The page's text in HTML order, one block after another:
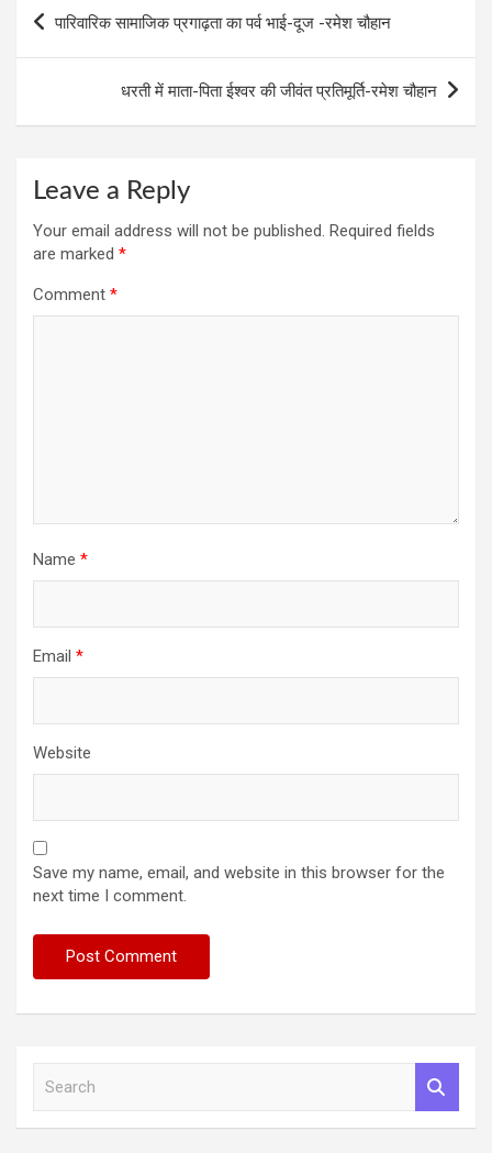
o
k
er p
p
पारिवारिक सामाजिक प्रगाढ़ता का पर्व भाई-दूज -रमेश चौहान
धरती में माता-पिता ईश्वर की जीवंत प्रतिमूर्ति-रमेश चौहान
Leave a Reply
Your email address will not be published. Required fields
are marked *
Comment *
Name *
Email *
Website
Save my name, email, and website in this browser for the
next time I comment.